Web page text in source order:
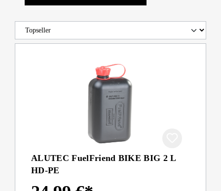
ALUTEC FuelFriend BIKE BIG 2 L
HD-PE